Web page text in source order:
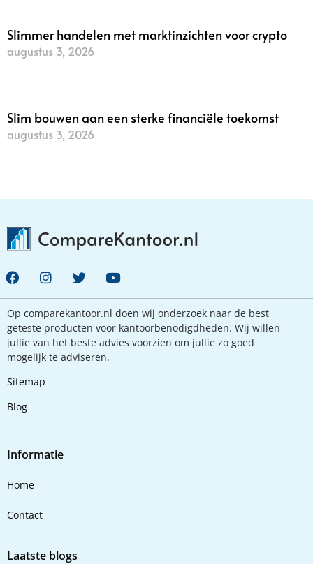
Slimmer handelen met marktinzichten voor crypto
augustus 3, 2026
Slim bouwen aan een sterke financiële toekomst
augustus 3, 2026
Op comparekantoor.nl doen wij onderzoek naar de best
geteste producten voor kantoorbenodigdheden. Wij willen
jullie van het beste advies voorzien om jullie zo goed
mogelijk te adviseren.
Sitemap
Blog
Informatie
Home
Contact
Laatste blogs